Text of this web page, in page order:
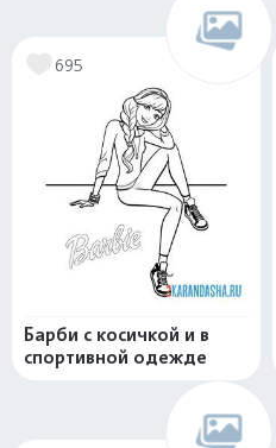
695
Барби с косичкой и в
спортивной одежде